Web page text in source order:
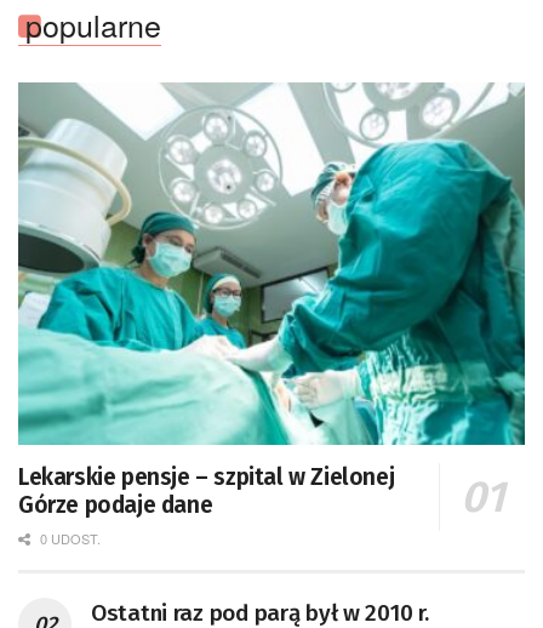
popularne
Lekarskie pensje – szpital w Zielonej
Górze podaje dane
0 UDOST.
Ostatni raz pod parą był w 2010 r.